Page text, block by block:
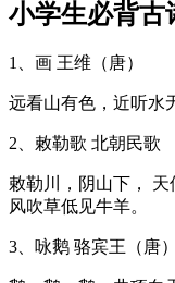
小学生必背古
1、画 王维（唐）
远看山有色，近听水
2、敕勒歌 北朝民歌
敕勒川，阴山下， 天
风吹草低见牛羊。
3、咏鹅 骆宾王（唐）